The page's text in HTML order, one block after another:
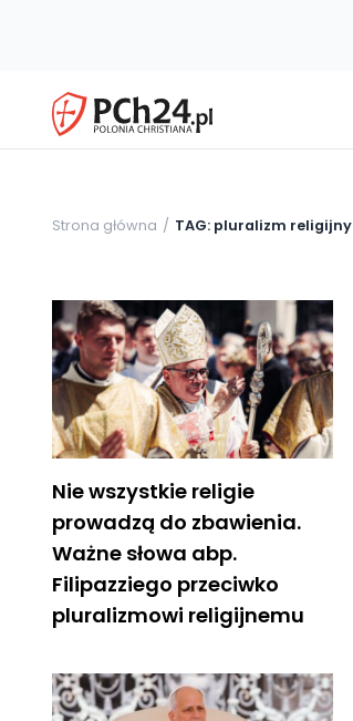
Strona główna TAG: pluralizm religijny
Nie wszystkie religie
prowadzą do zbawienia.
Ważne słowa abp.
Filipazziego przeciwko
pluralizmowi religijnemu